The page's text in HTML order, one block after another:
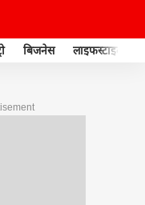
बिजनेस लाइफस्टाइल